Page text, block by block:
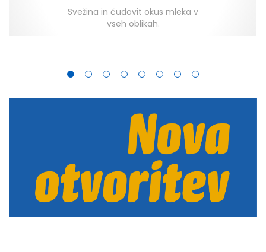
Svežina in čudovit okus mleka v
vseh oblikah.